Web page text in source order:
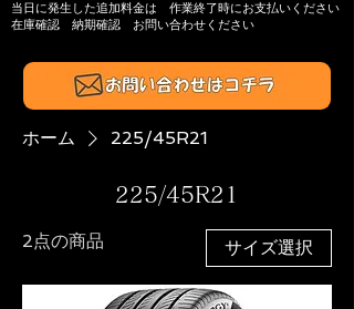
当日に発生した追加料金は 作業終了時にお支払いください
在庫確認 納期確認 お問い合わせください​
ホーム 225/45R21
225/45R21
2点の商品 サイズ選択